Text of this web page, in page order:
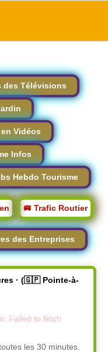
des Télévisions
en Vidéos
Infos
Hebdo Tourisme
🚐 Trafic Routier
des Entreprises
· (🇬🇵 Pointe-à-
Failed to fetch
les 30 minutes.